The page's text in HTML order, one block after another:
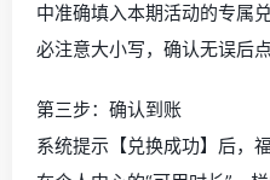
中准确填入本期活动的专属
必注意大小写，确认无误后
第三步：确认到账
系统提示【兑换成功】后，